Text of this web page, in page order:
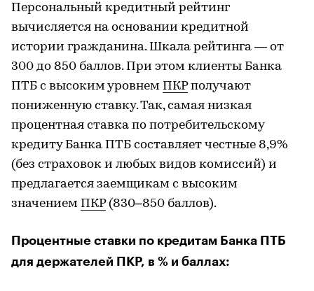
Персональный кредитный рейтинг
вычисляется на основании кредитной
истории гражданина. Шкала рейтинга — от
300 до 850 баллов. При этом клиенты Банка
ПТБ с высоким уровнем ПКРполучают
пониженную ставку. Так, самая низкая
процентная ставка по потребительскому
кредиту Банка ПТБ составляет честные 8,9%
(без страховок и любых видов комиссий) и
предлагается заемщикам с высоким
значением ПКР(830–850 баллов).
Процентные ставки по кредитам Банка ПТБ
для держателей ПКР, в % и баллах: